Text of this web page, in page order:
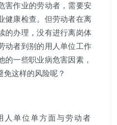
害作业的劳动者，需要安
健康检查。但劳动者在离
的办理，没有进行离岗体
动者到别的用人单位工作
的一些职业病危害因素，
免这样的风险呢？
人单位单方面与劳动者